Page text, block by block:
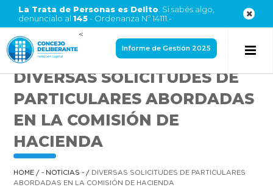
La Trata de Personas es Delito . Si sabés algo,
denuncialo al 145- Ordenanza Nº 14111.-
<
Informe de Gestión 2025
DIVERSAS SOLICITUDES DE
PARTICULARES ABORDADAS
EN LA COMISIÓN DE
HACIENDA
HOME /- NOTICIAS - / DIVERSAS SOLICITUDES DE PARTICULARES
ABORDADAS EN LA COMISIÓN DE HACIENDA